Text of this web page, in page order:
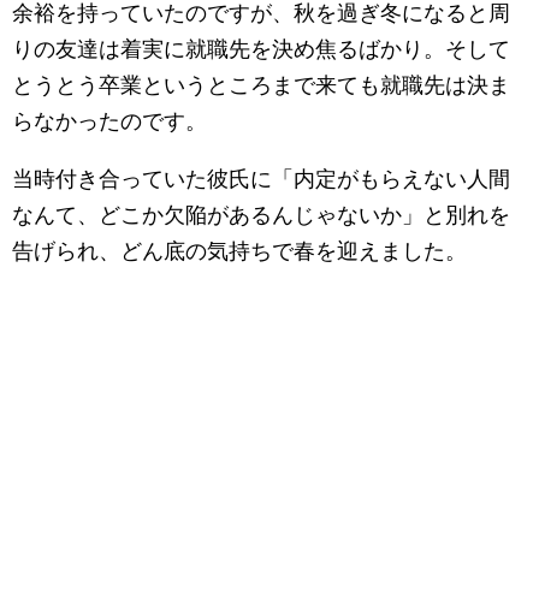
余裕を持っていたのですが、秋を過ぎ冬になると周
りの友達は着実に就職先を決め焦るばかり。そして
とうとう卒業というところまで来ても就職先は決ま
らなかったのです。
当時付き合っていた彼氏に「内定がもらえない人間
なんて、どこか欠陥があるんじゃないか」と別れを
告げられ、どん底の気持ちで春を迎えました。